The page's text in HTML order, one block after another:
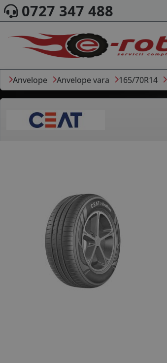
0727 347 488
Anvelope Anvelope vara 165/70R14